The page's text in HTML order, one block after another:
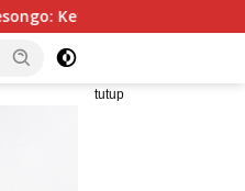
Bojonegoro dan Warga
tutup